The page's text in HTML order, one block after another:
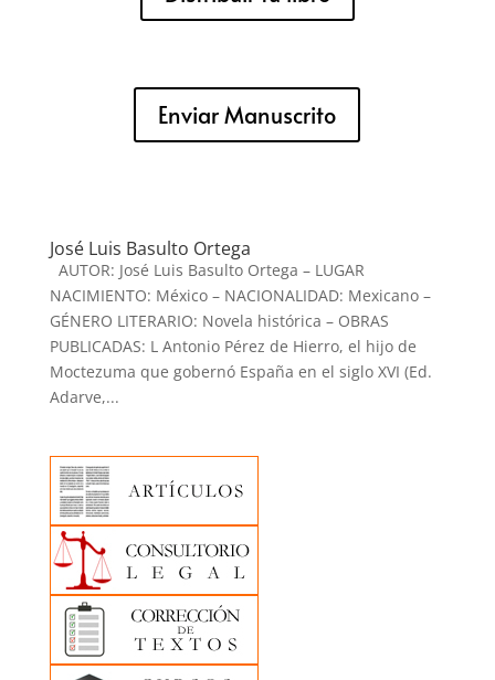
Enviar Manuscrito
José Luis Basulto Ortega
AUTOR: José Luis Basulto Ortega – LUGAR
NACIMIENTO: México – NACIONALIDAD: Mexicano –
GÉNERO LITERARIO: Novela histórica – OBRAS
PUBLICADAS: L Antonio Pérez de Hierro, el hijo de
Moctezuma que gobernó España en el siglo XVI (Ed.
Adarve,...